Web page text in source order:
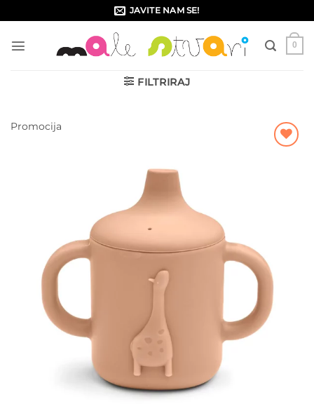
to
content
JAVITE NAM SE!
0
FILTRIRAJ
Promocija